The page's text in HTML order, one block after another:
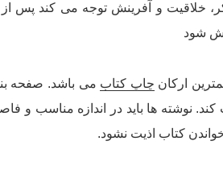
خلاقيت و آفرینش توجه می کند پس از
شود
ارکان چاپ کتاب می باشد. صفحه
کند. نوشته ها باید در اندازه مناسب و
کتاب اذیت نشود.